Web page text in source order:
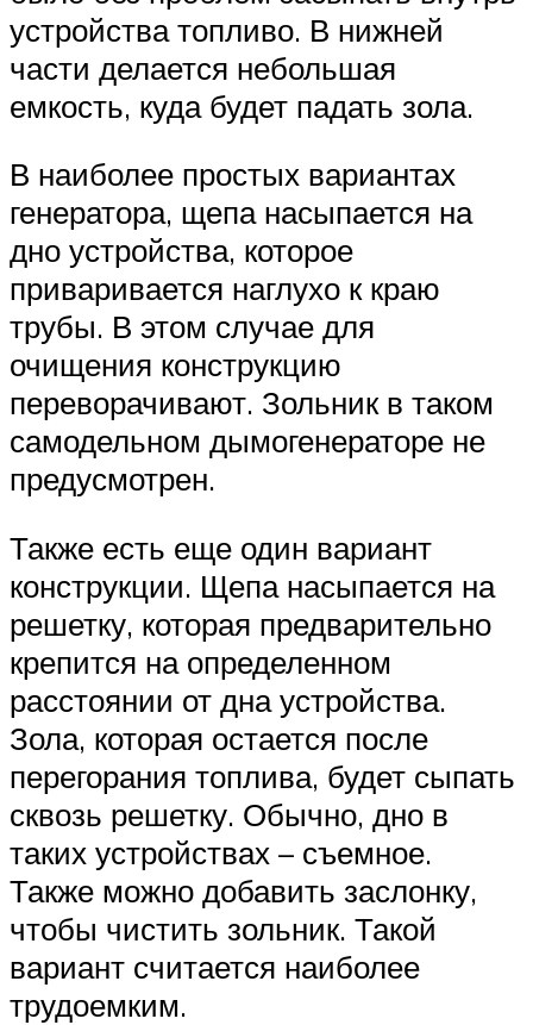
устройства топливо. В нижней
части делается небольшая
емкость, куда будет падать зола.
В наиболее простых вариантах
генератора, щепа насыпается на
дно устройства, которое
приваривается наглухо к краю
трубы. В этом случае для
очищения конструкцию
переворачивают. Зольник в таком
самодельном дымогенераторе не
предусмотрен.
Также есть еще один вариант
конструкции. Щепа насыпается на
решетку, которая предварительно
крепится на определенном
расстоянии от дна устройства.
Зола, которая остается после
перегорания топлива, будет сыпать
сквозь решетку. Обычно, дно в
таких устройствах – съемное.
Также можно добавить заслонку,
чтобы чистить зольник. Такой
вариант считается наиболее
трудоемким.